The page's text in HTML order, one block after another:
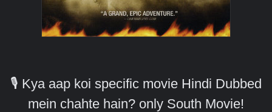
🎙️ Kya aap koi specific movie Hindi Dubbed
mein chahte hain? only South Movie!